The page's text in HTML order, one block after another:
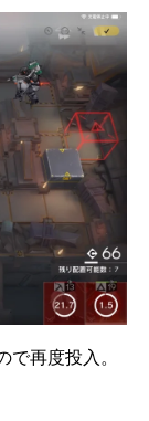
再度投入。